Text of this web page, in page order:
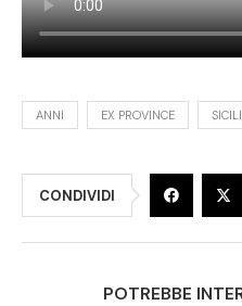
ANNI EX PROVINCE
CONDIVIDI
POTREBBE